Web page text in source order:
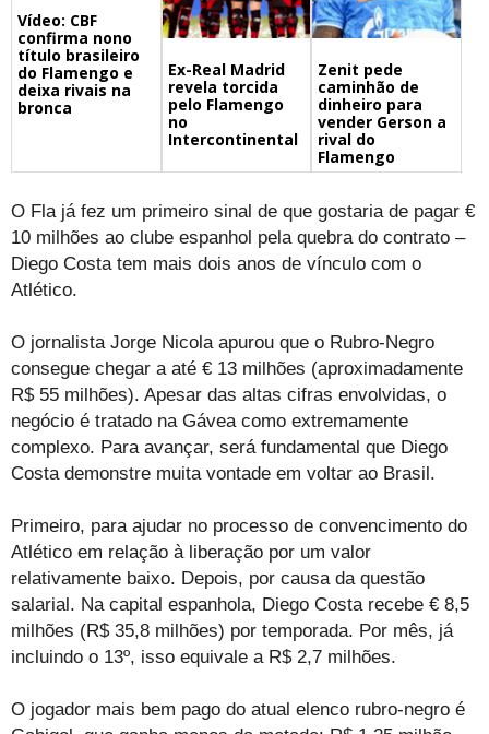
Vídeo: CBF
confirma nono
título brasileiro
do Flamengo e
deixa rivais na
bronca
Ex-Real Madrid
revela torcida
pelo Flamengo
no
Intercontinental
Zenit pede
caminhão de
dinheiro para
vender Gerson a
rival do
Flamengo
O Fla já fez um primeiro sinal de que gostaria de pagar €
10 milhões ao clube espanhol pela quebra do contrato –
Diego Costa tem mais dois anos de vínculo com o
Atlético.
O jornalista Jorge Nicola apurou que o Rubro-Negro
consegue chegar a até € 13 milhões (aproximadamente
R$ 55 milhões). Apesar das altas cifras envolvidas, o
negócio é tratado na Gávea como extremamente
complexo. Para avançar, será fundamental que Diego
Costa demonstre muita vontade em voltar ao Brasil.
Primeiro, para ajudar no processo de convencimento do
Atlético em relação à liberação por um valor
relativamente baixo. Depois, por causa da questão
salarial. Na capital espanhola, Diego Costa recebe € 8,5
milhões (R$ 35,8 milhões) por temporada. Por mês, já
incluindo o 13º, isso equivale a R$ 2,7 milhões.
O jogador mais bem pago do atual elenco rubro-negro é